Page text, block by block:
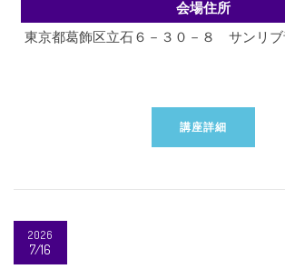
会場住所
東京都葛飾区立石６－３０－８ サンリブ
講座詳細
2026
7/16